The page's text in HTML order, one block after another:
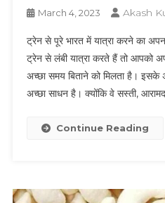
March 4, 2023 Akash
ट्रेन से पूरे भारत में यात्रा करने का
ट्रेन से लंबी यात्रा करते हैं तो आपको
अच्छा समय बिताने को मिलता है। इसके
अच्छा साधन है। क्योंकि वे सस्ती,
Continue Reading